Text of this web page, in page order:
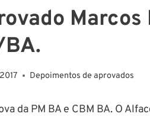
Depoimentos de aprovados
da PM BA e CBM BA. O